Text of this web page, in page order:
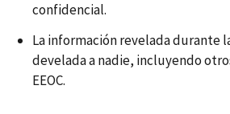
confidencial.
La información revelada durante
develada a nadie, incluyendo
EEOC.